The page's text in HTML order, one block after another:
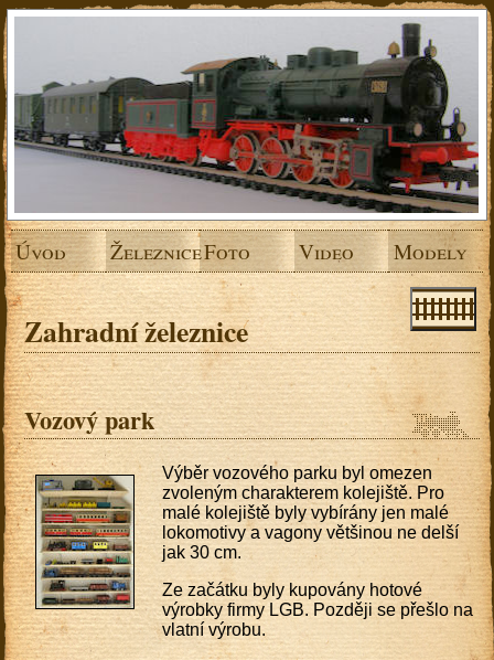
Úvod ŽelezniceFoto Video Modely
Zahradní železnice
Vozový park
Výběr vozového parku byl omezen
zvoleným charakterem kolejiště. Pro
malé kolejiště byly vybírány jen malé
lokomotivy a vagony většinou ne delší
jak 30 cm.
Ze začátku byly kupovány hotové
výrobky firmy LGB. Později se přešlo na
vlatní výrobu.